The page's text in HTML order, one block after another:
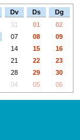
Dv Ds
Dg
31 01
02
07 08
09
14 15
16
21 22
23
28 29
30
04 05 06